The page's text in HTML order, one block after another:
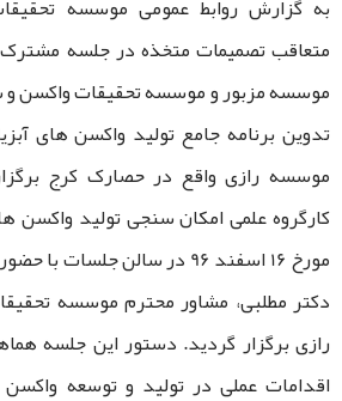
به گزارش روابط عمومی موسسه
متعاقب تصمیمات متخذه در جلسه
موسسه مزبور و موسسه تحقیقات واکسن و
تدوین برنامه جامع تولید واکسن های
موسسه رازی واقع در حصارک کرج
کارگروه علمی امکان سنجی تولید واکسن
مورخ 16 اسفند 96 در سالن
دکتر مطلبی، مشاور محترم موسسه
رازی برگزار گردید. دستور این جلسه
اقدامات عملی در تولید و توسعه